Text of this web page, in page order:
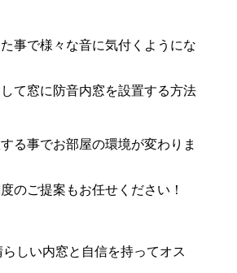
事で様々な音に気付くようにな
て窓に防音内窓を設置する方法
る事でお部屋の環境が変わりま
のご提案もお任せください！
らしい内窓と自信を持ってオス